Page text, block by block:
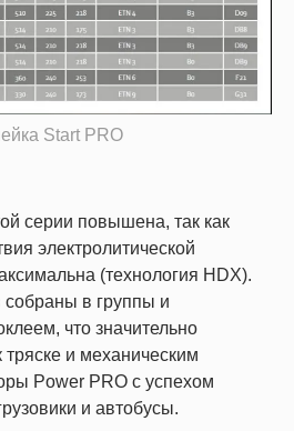
Start PRO
серии повышена, так как
электролитической
(технология HDX).
собраны в группы и
что значительно
тряске и механическим
Power PRO с успехом
и автобусы.